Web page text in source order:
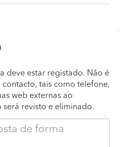
deve estar registado. Não é
tais como telefone,
web externas ao
será revisto e eliminado.